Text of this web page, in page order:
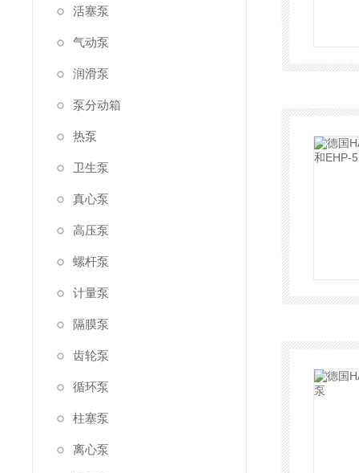
活塞泵
气动泵
润滑泵
泵分动箱
热泵
卫生泵
真心泵
高压泵
螺杆泵
计量泵
隔膜泵
齿轮泵
循环泵
柱塞泵
离心泵